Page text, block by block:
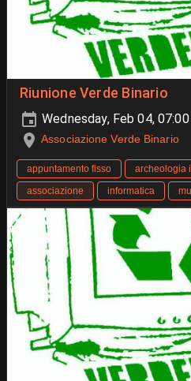
Riunione Verde Binario
Wednesday, Feb 04,
Associazione Verde Binario
appuntamento fisso archeologia
associazione
informatica